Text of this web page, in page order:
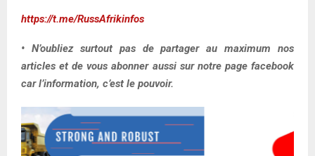
https://t.me/RussAfrikinfos
• N’oubliez surtout pas de partager au maximum nos
articles et de vous abonner aussi sur notre page facebook
car l’information, c’est le pouvoir.